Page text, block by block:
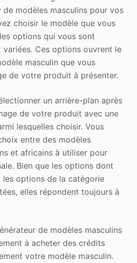
modèles masculins pour vos
choisir le modèle que vous
options qui vous sont
variées. Ces options ouvrent le
masculin que vous
de votre produit à présenter.
un arrière-plan après
de votre produit avec une
lesquelles choisir. Vous
entre des modèles
et africains à utiliser pour
Bien que les options dont
options de la catégorie
elles répondent toujours à
de modèles masculins
à acheter des crédits
votre modèle masculin.